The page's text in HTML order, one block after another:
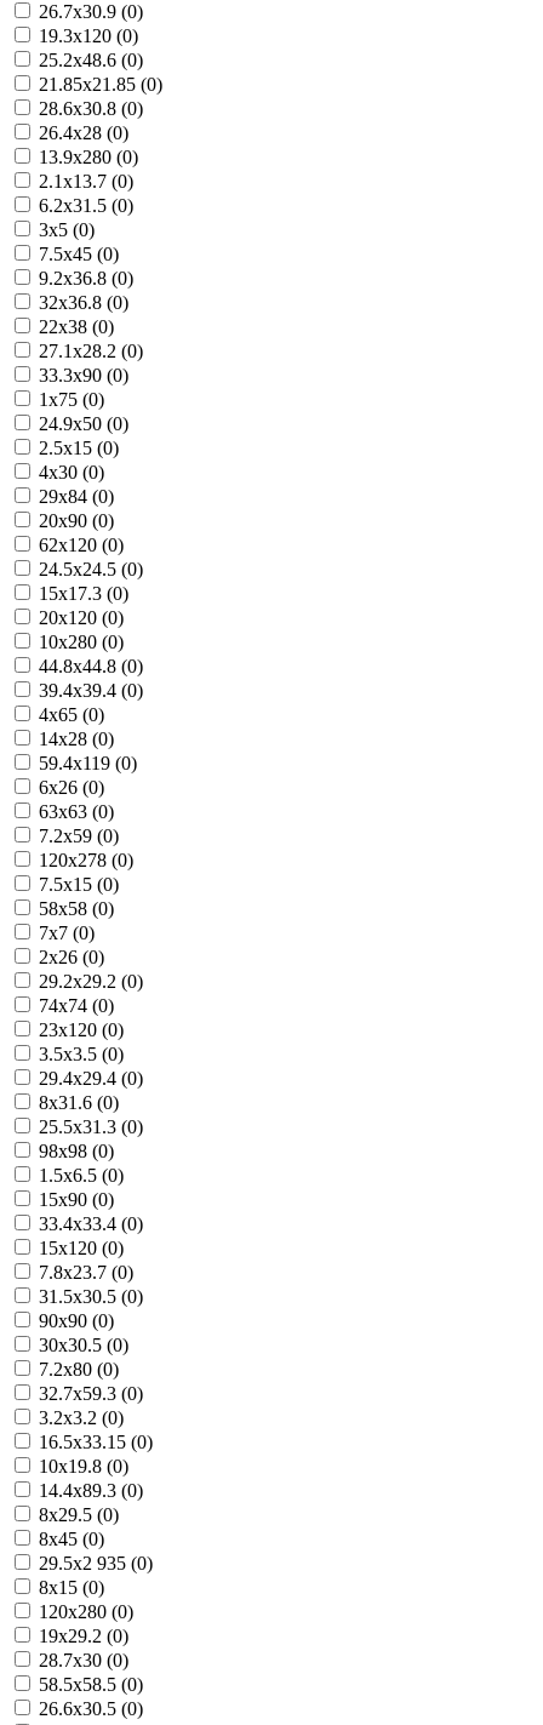
26.7x30.9 (0)
19.3x120 (0)
25.2x48.6 (0)
21.85x21.85 (0)
28.6x30.8 (0)
26.4x28 (0)
13.9x280 (0)
2.1x13.7 (0)
6.2x31.5 (0)
3x5 (0)
7.5x45 (0)
9.2x36.8 (0)
32x36.8 (0)
22x38 (0)
27.1x28.2 (0)
33.3x90 (0)
1x75 (0)
24.9x50 (0)
2.5x15 (0)
4x30 (0)
29x84 (0)
20x90 (0)
62x120 (0)
24.5x24.5 (0)
15x17.3 (0)
20x120 (0)
10x280 (0)
44.8x44.8 (0)
39.4x39.4 (0)
4x65 (0)
14x28 (0)
59.4x119 (0)
6x26 (0)
63x63 (0)
7.2x59 (0)
120x278 (0)
7.5x15 (0)
58x58 (0)
7x7 (0)
2x26 (0)
29.2x29.2 (0)
74x74 (0)
23x120 (0)
3.5x3.5 (0)
29.4x29.4 (0)
8x31.6 (0)
25.5x31.3 (0)
98x98 (0)
1.5x6.5 (0)
15x90 (0)
33.4x33.4 (0)
15x120 (0)
7.8x23.7 (0)
31.5x30.5 (0)
90x90 (0)
30x30.5 (0)
7.2x80 (0)
32.7x59.3 (0)
3.2x3.2 (0)
16.5x33.15 (0)
10x19.8 (0)
14.4x89.3 (0)
8x29.5 (0)
8x45 (0)
29.5x2 935 (0)
8x15 (0)
120x280 (0)
19x29.2 (0)
28.7x30 (0)
58.5x58.5 (0)
26.6x30.5 (0)